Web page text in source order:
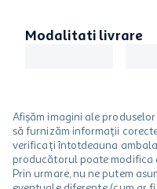
Modalitati livrare
Afișăm imagini ale
să furnizăm informații
verificați întotdeauna
producătorul poate
Prin urmare, nu ne putem